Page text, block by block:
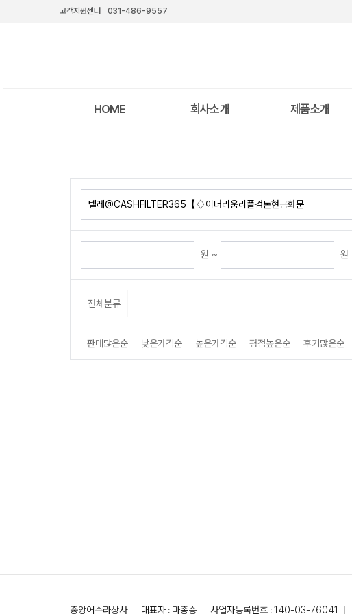
고객지원센터 031-486-9557
HOME 회사소개 제품소개
원 ~ 원
전체분류
판매많은순 낮은가격순 높은가격순 평점높은순 후기많은순
중앙어수라상사 대표자 : 마종승 사업자등록번호 : 140-03-76041